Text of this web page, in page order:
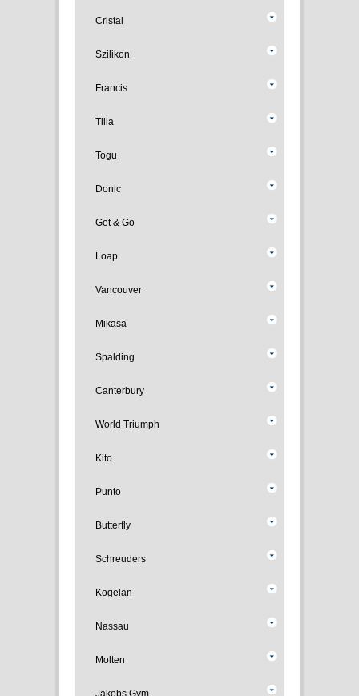
Cristal
Szilikon
Francis
Tilia
Togu
Donic
Get & Go
Loap
Vancouver
Mikasa
Spalding
Canterbury
World Triumph
Kito
Punto
Butterfly
Schreuders
Kogelan
Nassau
Molten
Jakobs Gym